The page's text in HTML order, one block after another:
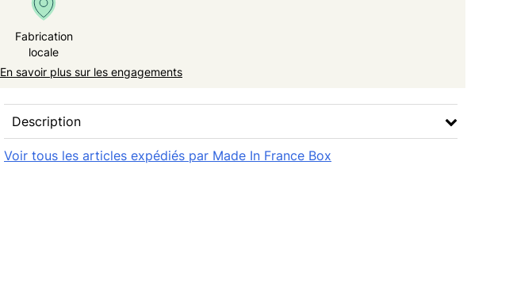
Fabrication
locale
En savoir plus sur les engagements
Description
Voir tous les articles expédiés par Made In France Box